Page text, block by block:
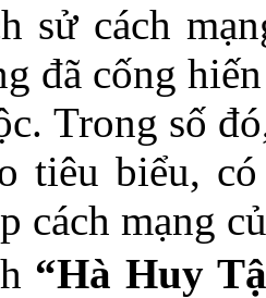
sử cách
đã cống
Trong số
tiêu biểu,
cách mạng
“Hà Huy